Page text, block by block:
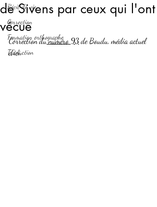
Récit de vie
Correction
Formation orthographe
Traduction
de Sivens par ceux qui l'ont
vécue
Correction du numéro 93 de Boudu, média actuel
d'ici.